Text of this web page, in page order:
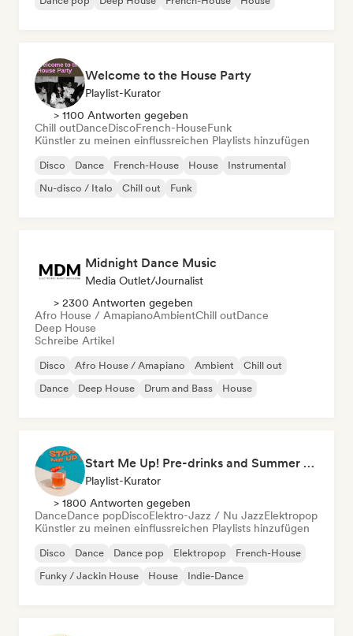
Welcome to the House Party
Playlist-Kurator
> 1100 Antworten gegeben
Chill outDanceDiscoFrench-HouseFunk
Künstler zu meinen einflussreichen Playlists hinzufügen
Disco Dance French-House House
Instrumental
Nu-disco / Italo
Chill out Funk
Midnight Dance Music
Media Outlet/Journalist
> 2300 Antworten gegeben
Afro House / AmapianoAmbientChill outDance
Deep House
Schreibe Artikel
Disco Afro House / Amapiano Ambient
Chill out
Dance
Deep House Drum and Bass House
Start Me Up! Pre-drinks and Summer Party 🍹
Playlist-Kurator
> 1800 Antworten gegeben
DanceDance popDiscoElektro-Jazz / Nu JazzElektropop
Künstler zu meinen einflussreichen Playlists hinzufügen
Disco Dance Dance pop Elektropop
French-House
Funky / Jackin House
House Indie-Dance